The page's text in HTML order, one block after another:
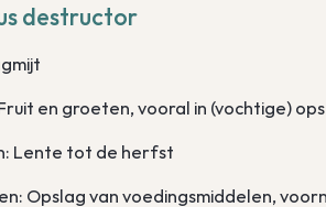
destructor
en groeten, vooral in (vochtige)
Lente tot de herfst
Opslag van voedingsmiddelen,